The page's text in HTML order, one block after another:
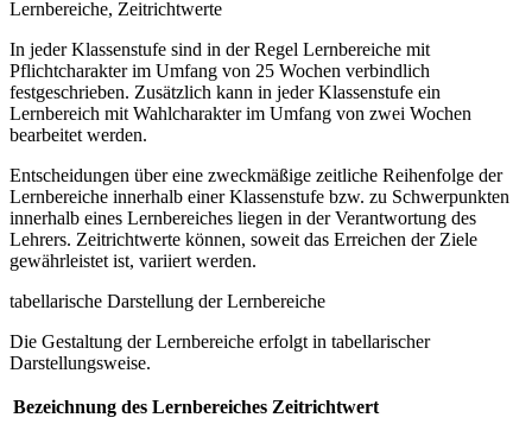
Lernbereiche, Zeitrichtwerte
In jeder Klassenstufe sind in der Regel Lernbereiche mit
Pflichtcharakter im Umfang von 25 Wochen verbindlich
festgeschrieben. Zusätzlich kann in jeder Klassenstufe ein
Lernbereich mit Wahlcharakter im Umfang von zwei Wochen
bearbeitet werden.
Entscheidungen über eine zweckmäßige zeitliche Reihenfolge der
Lernbereiche innerhalb einer Klassenstufe bzw. zu Schwerpunkten
innerhalb eines Lernbereiches liegen in der Verantwortung des
Lehrers. Zeitrichtwerte können, soweit das Erreichen der Ziele
gewährleistet ist, variiert werden.
tabellarische Darstellung der Lernbereiche
Die Gestaltung der Lernbereiche erfolgt in tabellarischer
Darstellungsweise.
Bezeichnung des Lernbereiches Zeitrichtwert